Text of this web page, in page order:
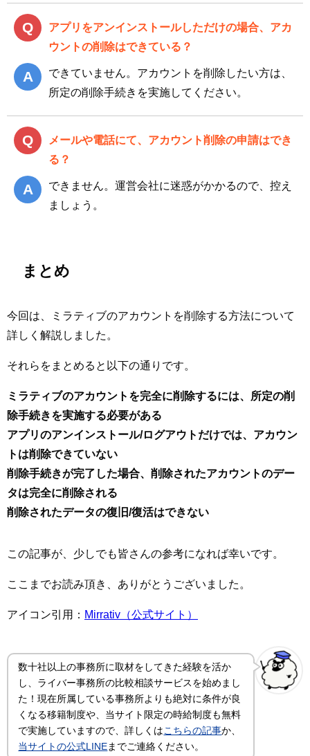
アプリをアンインストールしただけの場合、アカ
ウントの削除はできている？
できていません。アカウントを削除したい方は、
所定の削除手続きを実施してください。
メールや電話にて、アカウント削除の申請はでき
る？
できません。運営会社に迷惑がかかるので、控え
ましょう。
まとめ
今回は、ミラティブのアカウントを削除する方法について
詳しく解説しました。
それらをまとめると以下の通りです。
ミラティブのアカウントを完全に削除するには、所定の削
除手続きを実施する必要がある
アプリのアンインストール/ログアウトだけでは、アカウン
トは削除できていない
削除手続きが完了した場合、削除されたアカウントのデー
タは完全に削除される
削除されたデータの復旧/復活はできない
この記事が、少しでも皆さんの参考になれば幸いです。
ここまでお読み頂き、ありがとうございました。
アイコン引用： Mirrativ（公式サイト）
数十社以上の事務所に取材をしてきた経験を活か
し、ライバー事務所の比較相談サービスを始めまし
た！現在所属している事務所よりも絶対に条件が良
くなる移籍制度や、当サイト限定の時給制度も無料
で実施していますので、詳しくは こちらの記事か、
当サイトの公式LINE までご連絡ください。